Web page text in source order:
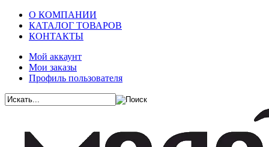
О КОМПАНИИ
КАТАЛОГ ТОВАРОВ
КОНТАКТЫ
Мой аккаунт
Мои заказы
Профиль пользователя